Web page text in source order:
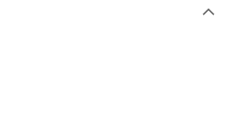
再付款。
後付」後，將跳轉至「AFTEE先享後付」
費通知簡訊。
點擊此簡訊中的連結，可透過四大超商／
付款，方視為交易完成。
以上)免運費
以上)免運費
以上)免運費